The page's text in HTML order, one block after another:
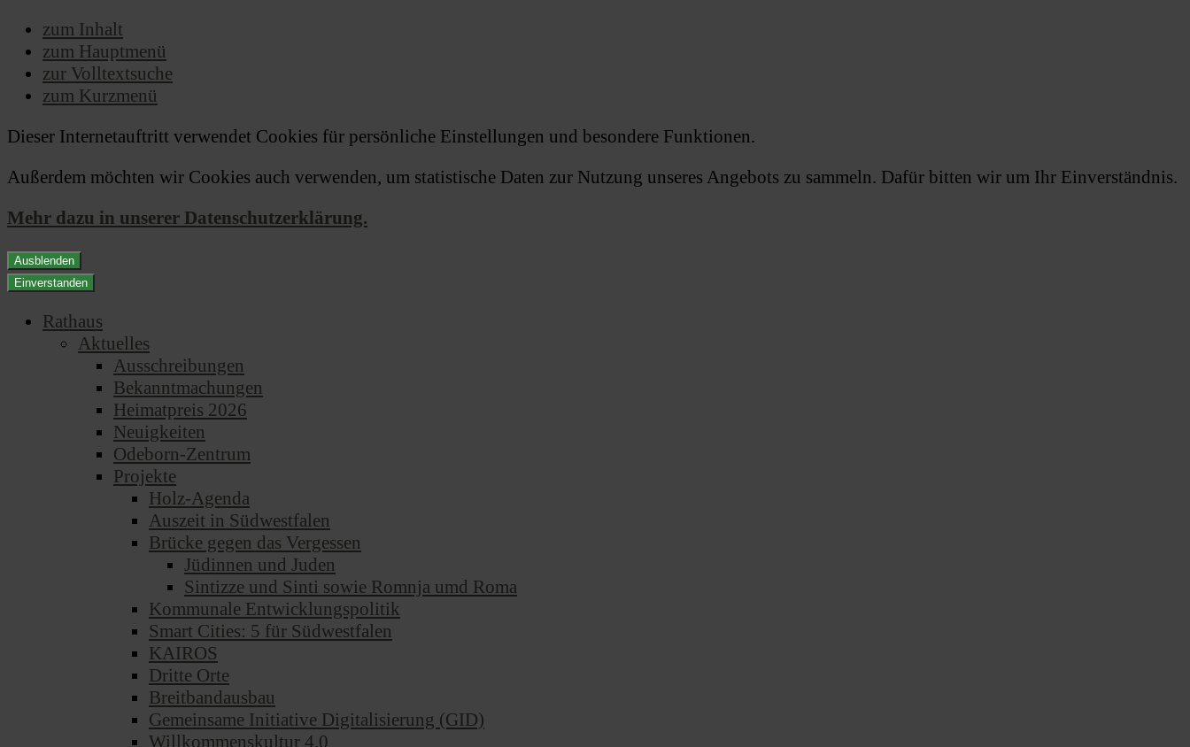
zum Inhalt
zum Hauptmenü
zur Volltextsuche
zum Kurzmenü
Dieser Internetauftritt verwendet Cookies für persönliche Einstellungen und besondere Funktionen.
Außerdem möchten wir Cookies auch verwenden, um statistische Daten zur Nutzung unseres Angebots zu sammeln. Dafür bitten wir um Ihr Einverständnis.
Mehr dazu in unserer Datenschutzerklärung.
Ausblenden
Einverstanden
Rathaus
Aktuelles
Ausschreibungen
Bekanntmachungen
Heimatpreis 2026
Neuigkeiten
Odeborn-Zentrum
Projekte
Holz-Agenda
Auszeit in Südwestfalen
Brücke gegen das Vergessen
Jüdinnen und Juden
Sintizze und Sinti sowie Romnja umd Roma
Kommunale Entwicklungspolitik
Smart Cities: 5 für Südwestfalen
KAIROS
Dritte Orte
Breitbandausbau
Gemeinsame Initiative Digitalisierung (GID)
Willkommenskultur 4.0